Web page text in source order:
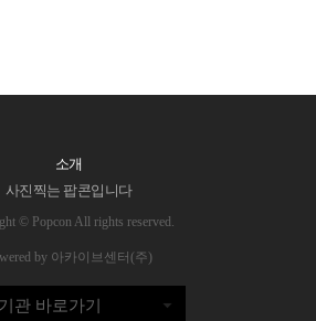
소개
사진찍는 팝콘입니다
© Popcon All rights reserved.
by 아카이브센터(주)
관 바로가기